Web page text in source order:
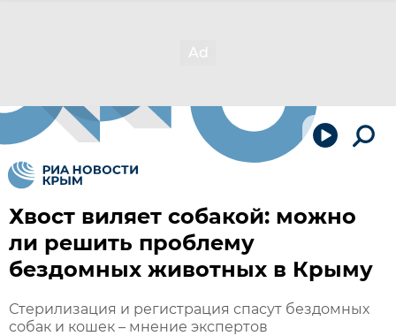
Хвост виляет собакой: можно
ли решить проблему
бездомных животных в Крыму
Стерилизация и регистрация спасут бездомных
собак и кошек – мнение экспертов